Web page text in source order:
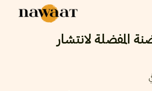
المفضلة لانتشار